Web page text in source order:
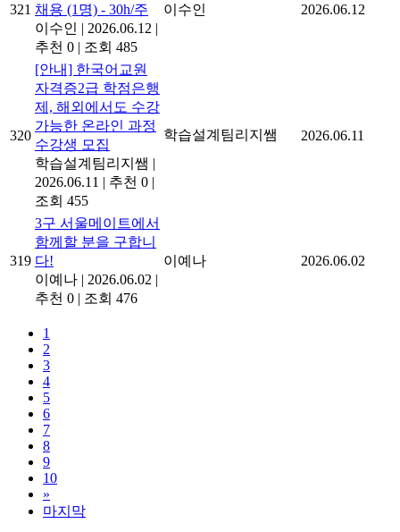
321 채용 (1명) - 30h/주
이수인 | 2026.06.12 |
추천 0 | 조회 485
이수인 2026.06.12
320
[안내] 한국어교원
자격증2급 학점은행
제, 해외에서도 수강
가능한 온라인 과정
수강생 모집
학습설계팀리지쌤 |
2026.06.11 | 추천 0 |
조회 455
학습설계팀리지쌤 2026.06.11
319
3구 서울메이트에서
함께할 분을 구합니
다!
이예나 | 2026.06.02 |
추천 0 | 조회 476
이예나 2026.06.02
1
2
3
4
5
6
7
8
9
10
»
마지막